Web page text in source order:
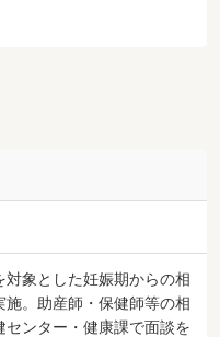
対象とした妊娠期からの相
施。助産師・保健師等の相
センター・健康課で面談を